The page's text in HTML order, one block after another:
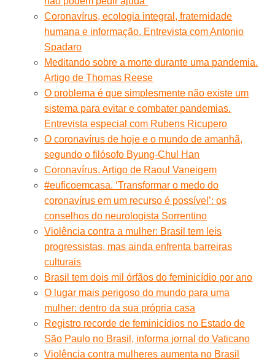
Coronavírus, ecologia integral, fraternidade
humana e informação. Entrevista com Antonio
Spadaro
Meditando sobre a morte durante uma pandemia.
Artigo de Thomas Reese
O problema é que simplesmente não existe um
sistema para evitar e combater pandemias.
Entrevista especial com Rubens Ricupero
O coronavírus de hoje e o mundo de amanhã,
segundo o filósofo Byung-Chul Han
Coronavírus. Artigo de Raoul Vaneigem
#euficoemcasa. ‘Transformar o medo do
coronavírus em um recurso é possível’: os
conselhos do neurologista Sorrentino
Violência contra a mulher: Brasil tem leis
progressistas, mas ainda enfrenta barreiras
culturais
Brasil tem dois mil órfãos do feminicídio por ano
O lugar mais perigoso do mundo para uma
mulher: dentro da sua própria casa
Registro recorde de feminicídios no Estado de
São Paulo no Brasil, informa jornal do Vaticano
Violência contra mulheres aumenta no Brasil